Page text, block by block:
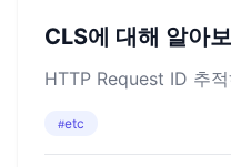
CLS에 대해 알아
HTTP Request ID 추
#etc